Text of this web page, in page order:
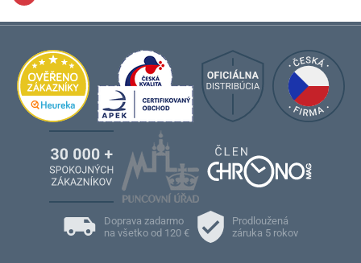
Doprava zadarmo
na všetko od 120 €
Prodloužená
záruka 5 rokov